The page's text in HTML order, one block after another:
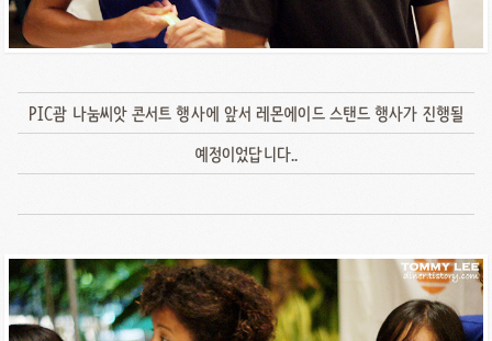
PIC괌 나눔씨앗 콘서트 행사에 앞서 레몬에이드 스탠드 행사가 진행될
예정이었답니다..